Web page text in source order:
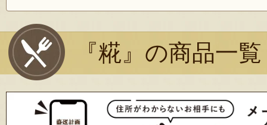
『糀』の商品一覧